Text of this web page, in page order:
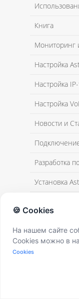
Книга
Мониторинг
Настройка
Настройка
Настройка
Новости и
Разработка
Установка
VOIP
🍪 Cookies
На нашем сайте
Cookies можно в
Cookies